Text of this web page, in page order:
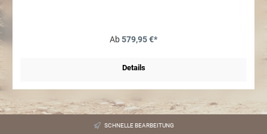
Ab579,95 €*
Details
SCHNELLE BEARBEITUNG